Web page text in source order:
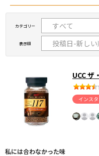
カテゴリー
表示順
UCC ザ
インス
私には合わなかった味